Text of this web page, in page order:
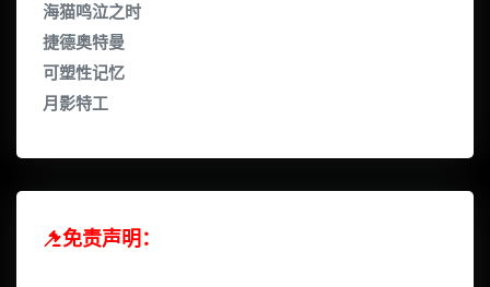
海猫鸣泣之时
捷德奥特曼
可塑性记忆
月影特工
免责声明：